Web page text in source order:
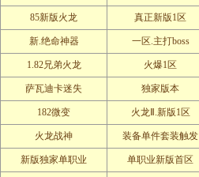
85新版火龙 真正新版1区
新.绝命神器 一区.主打boss
1.82兄弟火龙 火爆1区
萨瓦迪卡迷失 独家版本
182微变 火龙Ⅱ.新版1区
火龙战神 装备单件套装触发
新版独家单职业 单职业新版首区